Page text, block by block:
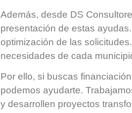
Además, desde DS
presentación de estas
optimización de las
necesidades de cada
Por ello, si buscas
podemos ayudarte.
y desarrollen proyectos